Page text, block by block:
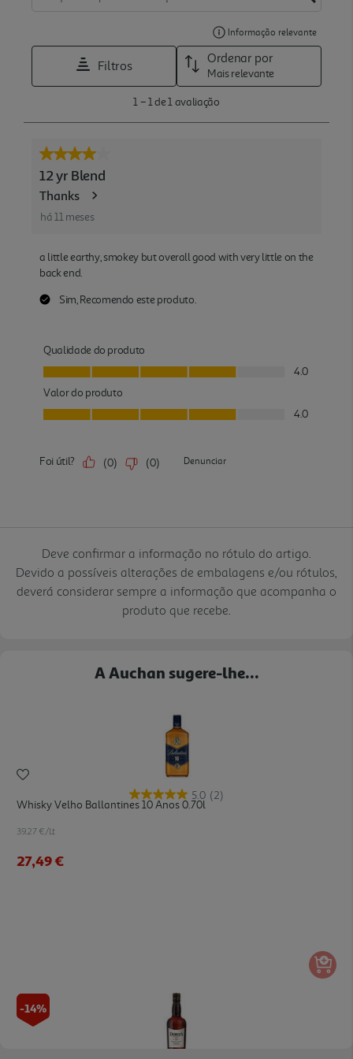
Deve confirmar a informação no rótulo do artigo.
Devido a possíveis alterações de embalagens e/ou rótulos,
deverá considerar sempre a informação que acompanha o
produto que recebe.
A Auchan sugere-lhe...
5.0 (2)
Whisky Velho Ballantines 10 Anos 0.70l
39.27 €/Lt
27,49 €
-14%